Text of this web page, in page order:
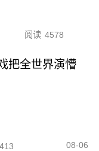
阅读 4578
把全世界演懵
08-06